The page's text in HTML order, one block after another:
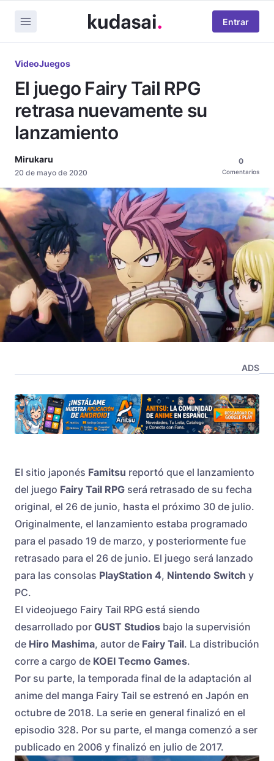
Entrar
VideoJuegos
El juego Fairy Tail RPG
retrasa nuevamente su
lanzamiento
Mirukaru
20 de mayo de 2020
0
Comentarios
ADS
El sitio japonés Famitsu reportó que el lanzamiento
del juego Fairy Tail RPG será retrasado de su fecha
original, el 26 de junio, hasta el próximo 30 de julio.
Originalmente, el lanzamiento estaba programado
para el pasado 19 de marzo, y posteriormente fue
retrasado para el 26 de junio. El juego será lanzado
para las consolas PlayStation 4, Nintendo Switch y
PC.
El videojuego Fairy Tail RPG está siendo
desarrollado por GUST Studios bajo la supervisión
de Hiro Mashima, autor de Fairy Tail. La distribución
corre a cargo de KOEI Tecmo Games.
Por su parte, la temporada final de la adaptación al
anime del manga Fairy Tail se estrenó en Japón en
octubre de 2018. La serie en general finalizó en el
episodio 328. Por su parte, el manga comenzó a ser
publicado en 2006 y finalizó en julio de 2017.